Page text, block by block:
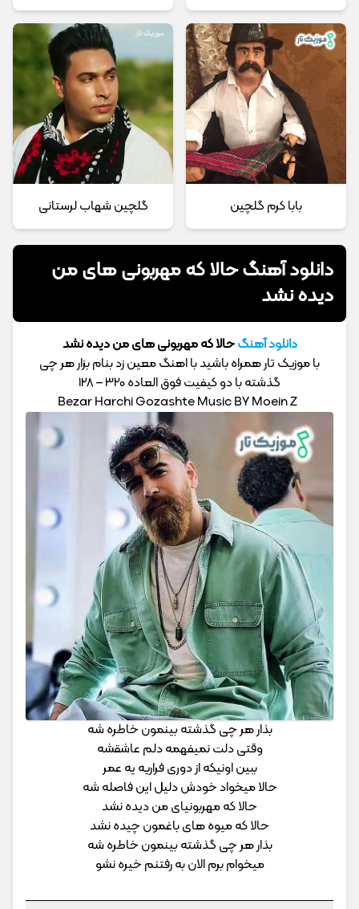
بابا کرم گلچین گلچین شهاب لرستانی
دانلود آهنگ حالا که مهربونی های من
دیده نشد
دانلود آهنگحالا که مهربونی های من دیده نشد
با موزیک تار همراه باشید با اهنگ معین زد بنام بزار هر چی
گذشته با دو کیفیت فوق العاده 320 – 128
Bezar Harchi Gozashte Music BY Moein Z
بذار هر چی گذشته بینمون خاطره شه
وقتی دلت نمیفهمه دلم عاشقشه
ببین اونیکه از دوری فراریه یه عمر
حالا میخواد خودش دلیل این فاصله شه
حالا که مهربونیای من دیده نشد
حالا که میوه های باغمون چیده نشد
بذار هر چی گذشته بینمون خاطره شه
میخوام برم الان به رفتنم خیره نشو